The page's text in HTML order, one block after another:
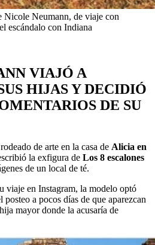
Nicole Neumann, de viaje con
escándalo con Indiana
VIAJÓ A
HIJAS Y DECIDIÓ
DE SU
de arte en la casa de Alicia en
la exfigura de Los 8 escalones
de un local de té.
viaje en Instagram, la modelo optó
a pocos días de que aparezcan
mayor donde la acusaría de